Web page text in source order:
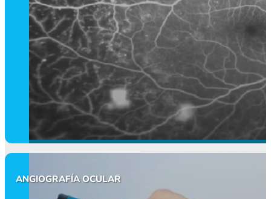
ANGIOGRAFÍA OCULAR